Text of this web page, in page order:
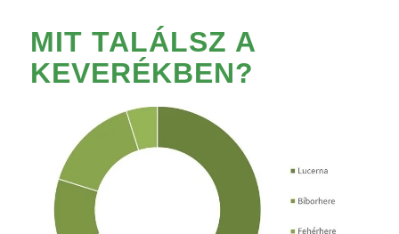
MIT TALÁLSZ A
KEVERÉKBEN?